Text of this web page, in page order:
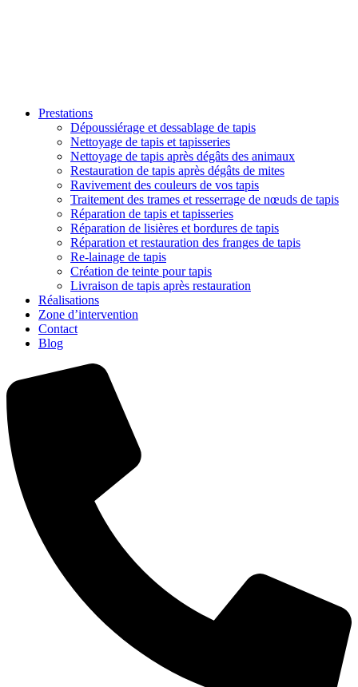
Prestations
Dépoussiérage et dessablage de tapis
Nettoyage de tapis et tapisseries
Nettoyage de tapis après dégâts des animaux
Restauration de tapis après dégâts de mites
Ravivement des couleurs de vos tapis
Traitement des trames et resserrage de nœuds de tapis
Réparation de tapis et tapisseries
Réparation de lisières et bordures de tapis
Réparation et restauration des franges de tapis
Re-lainage de tapis
Création de teinte pour tapis
Livraison de tapis après restauration
Réalisations
Zone d’intervention
Contact
Blog